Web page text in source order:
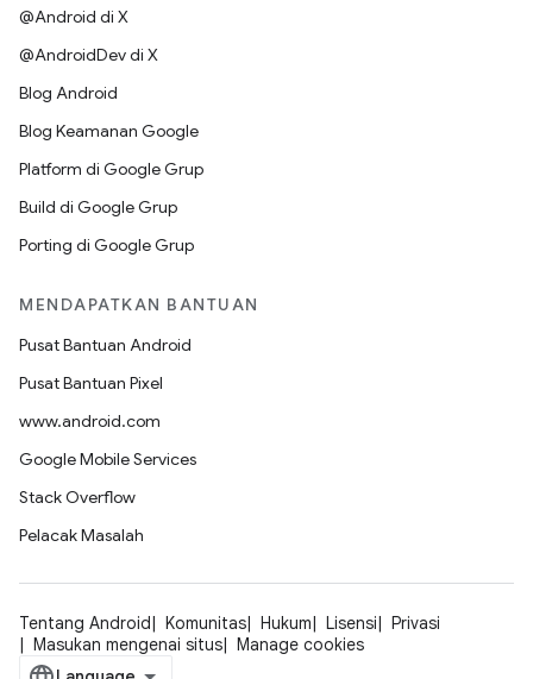
@Android di X
@AndroidDev di X
Blog Android
Blog Keamanan Google
Platform di Google Grup
Build di Google Grup
Porting di Google Grup
MENDAPATKAN BANTUAN
Pusat Bantuan Android
Pusat Bantuan Pixel
www.android.com
Google Mobile Services
Stack Overflow
Pelacak Masalah
Tentang Android Komunitas Hukum Lisensi
Privasi
Masukan mengenai situs
Manage cookies